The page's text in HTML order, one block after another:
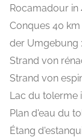
Rocamadour in
Conques 40
der Umgebung :
Strand von
Strand von
Lac du tolerme
Plan d'eau du
Étang